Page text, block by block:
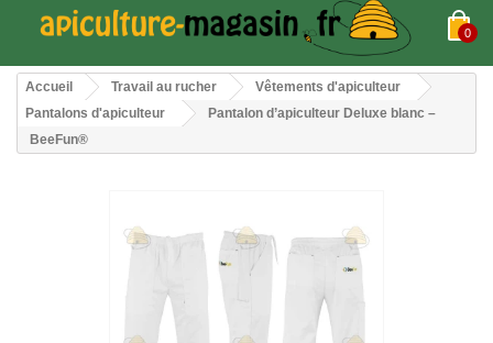
0
Accueil Travail au rucher
Vêtements d'apiculteur
Pantalons d'apiculteur
Pantalon d’apiculteur Deluxe blanc –
BeeFun®